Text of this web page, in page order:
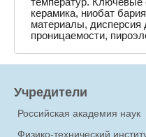
керамика, ниобат
материалы, дисперсия
проницаемости,
Учредители
Российская академия наук
Физико-технический